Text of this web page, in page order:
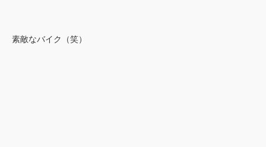
素敵なバイク（笑）